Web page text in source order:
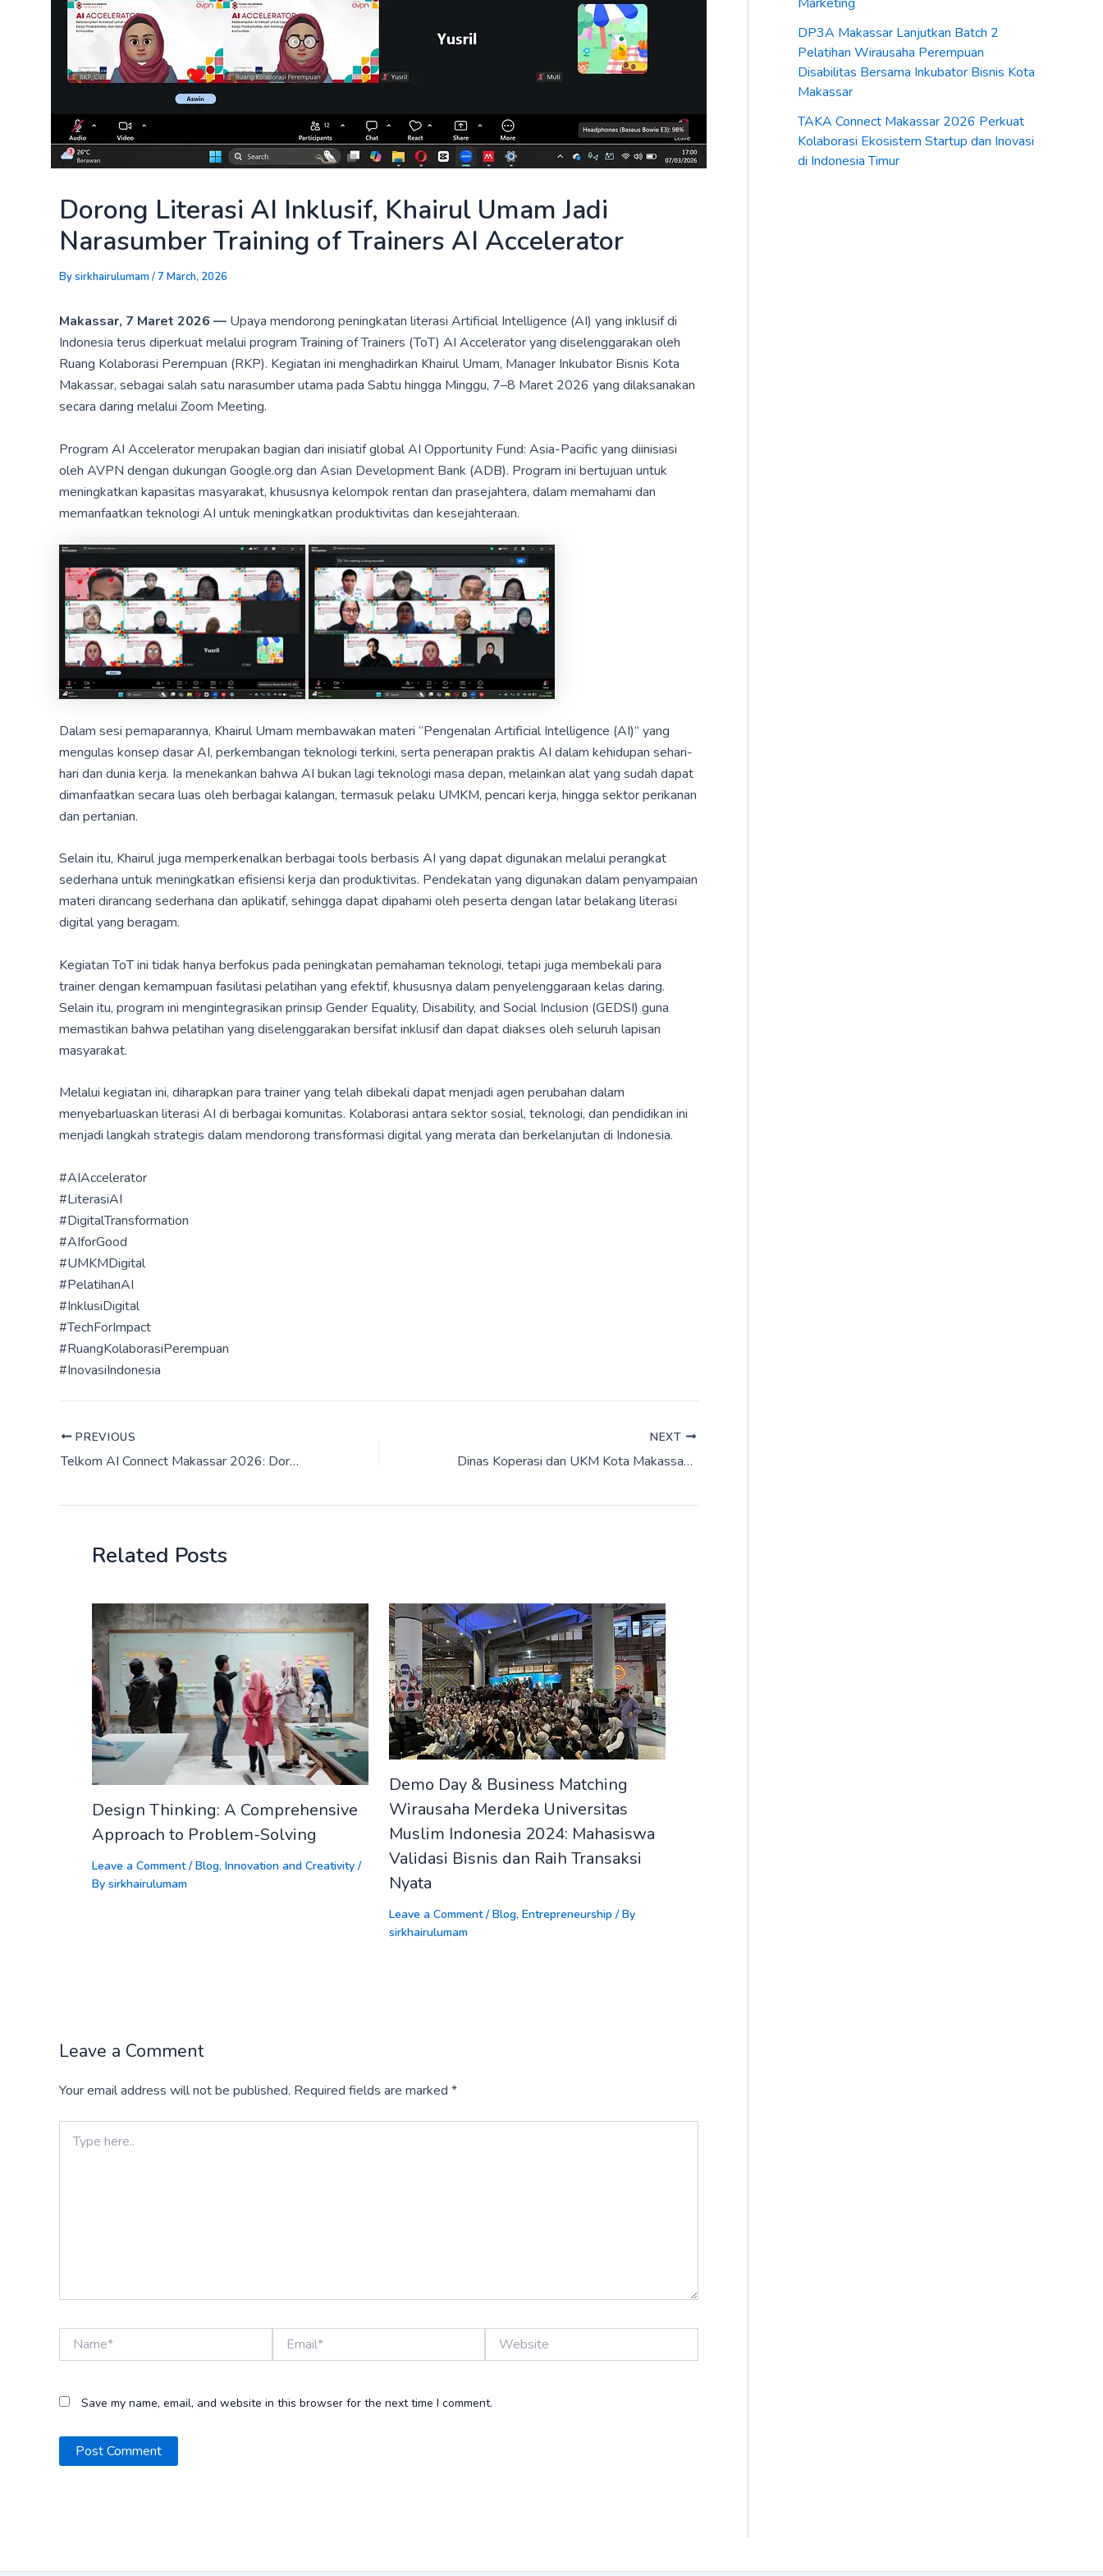
Dorong Literasi AI Inklusif, Khairul Umam Jadi
Narasumber Training of Trainers AI Accelerator
Bysirkhairulumam /7 March, 2026
Makassar, 7 Maret 2026 — Upaya mendorong peningkatan literasi Artificial Intelligence (AI) yang inklusif di
Indonesia terus diperkuat melalui program Training of Trainers (ToT) AI Accelerator yang diselenggarakan oleh
Ruang Kolaborasi Perempuan (RKP). Kegiatan ini menghadirkan Khairul Umam, Manager Inkubator Bisnis Kota
Makassar, sebagai salah satu narasumber utama pada Sabtu hingga Minggu, 7–8 Maret 2026 yang dilaksanakan
secara daring melalui Zoom Meeting.
Program AI Accelerator merupakan bagian dari inisiatif global AI Opportunity Fund: Asia-Pacific yang diinisiasi
oleh AVPN dengan dukungan Google.org dan Asian Development Bank (ADB). Program ini bertujuan untuk
meningkatkan kapasitas masyarakat, khususnya kelompok rentan dan prasejahtera, dalam memahami dan
memanfaatkan teknologi AI untuk meningkatkan produktivitas dan kesejahteraan.
Dalam sesi pemaparannya, Khairul Umam membawakan materi “Pengenalan Artificial Intelligence (AI)” yang
mengulas konsep dasar AI, perkembangan teknologi terkini, serta penerapan praktis AI dalam kehidupan sehari-
hari dan dunia kerja. Ia menekankan bahwa AI bukan lagi teknologi masa depan, melainkan alat yang sudah dapat
dimanfaatkan secara luas oleh berbagai kalangan, termasuk pelaku UMKM, pencari kerja, hingga sektor perikanan
dan pertanian.
Selain itu, Khairul juga memperkenalkan berbagai tools berbasis AI yang dapat digunakan melalui perangkat
sederhana untuk meningkatkan efisiensi kerja dan produktivitas. Pendekatan yang digunakan dalam penyampaian
materi dirancang sederhana dan aplikatif, sehingga dapat dipahami oleh peserta dengan latar belakang literasi
digital yang beragam.
Kegiatan ToT ini tidak hanya berfokus pada peningkatan pemahaman teknologi, tetapi juga membekali para
trainer dengan kemampuan fasilitasi pelatihan yang efektif, khususnya dalam penyelenggaraan kelas daring.
Selain itu, program ini mengintegrasikan prinsip Gender Equality, Disability, and Social Inclusion (GEDSI) guna
memastikan bahwa pelatihan yang diselenggarakan bersifat inklusif dan dapat diakses oleh seluruh lapisan
masyarakat.
Melalui kegiatan ini, diharapkan para trainer yang telah dibekali dapat menjadi agen perubahan dalam
menyebarluaskan literasi AI di berbagai komunitas. Kolaborasi antara sektor sosial, teknologi, dan pendidikan ini
menjadi langkah strategis dalam mendorong transformasi digital yang merata dan berkelanjutan di Indonesia.
#AIAccelerator
#LiterasiAI
#DigitalTransformation
#AIforGood
#UMKMDigital
#PelatihanAI
#InklusiDigital
#TechForImpact
#RuangKolaborasiPerempuan
#InovasiIndonesia
PREVIOUS
Telkom AI Connect Makassar 2026: Dorong AI untuk UMKM melalui Mini Demo Day dan AI Clinic for Business
NEXT
Dinas Koperasi dan UKM Kota Makassar Gandeng Hero Supermarket, Perluas Akses Pasar UMKM Binaan
Related Posts
Design Thinking: A Comprehensive
Approach to Problem-Solving
Leave a Comment /Blog, Innovation and Creativity /
By sirkhairulumam
Demo Day & Business Matching
Wirausaha Merdeka Universitas
Muslim Indonesia 2024: Mahasiswa
Validasi Bisnis dan Raih Transaksi
Nyata
Leave a Comment /Blog, Entrepreneurship / By
sirkhairulumam
Leave a Comment
Your email address will not be published. Required fields are marked *
here..
Save my name, email, and website in this browser for the next time I comment.
DP3A Makassar Lanjutkan Batch 2
Pelatihan Wirausaha Perempuan
Disabilitas Bersama Inkubator Bisnis Kota
Makassar
TAKA Connect Makassar 2026 Perkuat
Kolaborasi Ekosistem Startup dan Inovasi
di Indonesia Timur